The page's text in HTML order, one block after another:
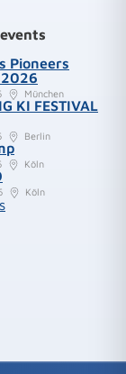
Pioneers
München
KI FESTIVAL
Berlin
Köln
Köln